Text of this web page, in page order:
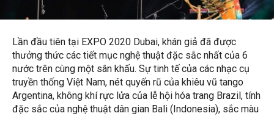
Lần đầu tiên tại EXPO 2020 Dubai, khán giả đã được
thưởng thức các tiết mục nghệ thuật đặc sắc nhất của 6
nước trên cùng một sân khấu. Sự tinh tế của các nhạc cụ
truyền thống Việt Nam, nét quyến rũ của khiêu vũ tango
Argentina, không khí rực lửa của lễ hội hóa trang Brazil, tính
đặc sắc của nghệ thuật dân gian Bali (Indonesia), sắc màu